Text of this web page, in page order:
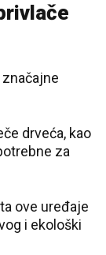
drveća, kao
za
ove uređaje
i ekološki